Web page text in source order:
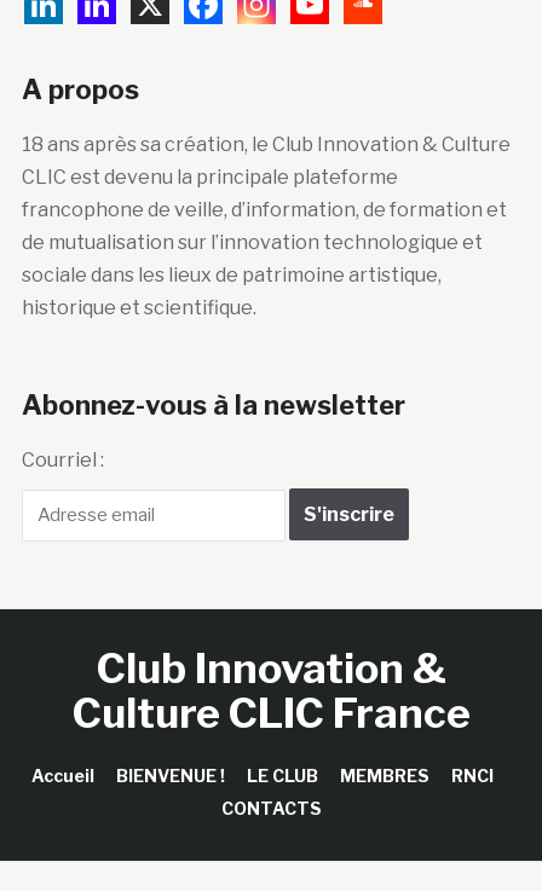
A propos
18 ans après sa création, le Club Innovation & Culture
CLIC est devenu la principale plateforme
francophone de veille, d’information, de formation et
de mutualisation sur l’innovation technologique et
sociale dans les lieux de patrimoine artistique,
historique et scientifique.
Abonnez-vous à la newsletter
Courriel :
Club Innovation &
Culture CLIC France
Accueil BIENVENUE ! LE CLUB MEMBRES
RNCI
CONTACTS